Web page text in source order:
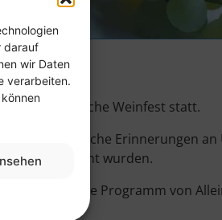
darauf
wir Daten
verarbeiten.
das alljährliche Weinfest statt.
auch manche Erinnerungen
ausgetauscht wurden.
das bunte Programm von